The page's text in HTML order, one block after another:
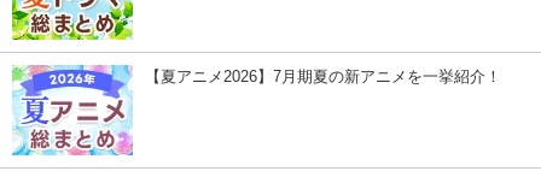
【夏アニメ2026】7月期夏の新アニメを一挙紹介！